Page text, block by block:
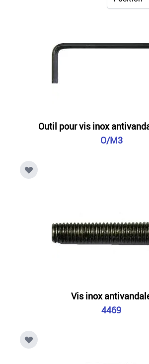
Outil pour vis inox
O/M3
Vis inox
4469